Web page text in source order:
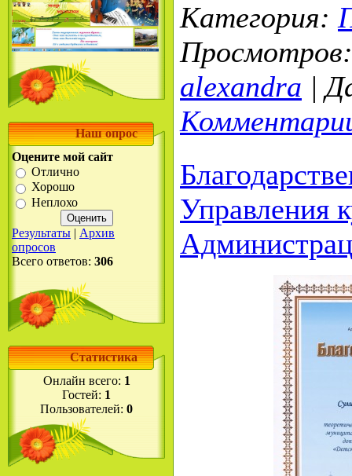
Наш опрос
Оцените мой сайт
Отлично
Хорошо
Неплохо
Результаты | Архив
опросов
Всего ответов: 306
Статистика
Онлайн всего: 1
Гостей: 1
Пользователей: 0
Категория:
Просмотров:
alexandra |
Управления